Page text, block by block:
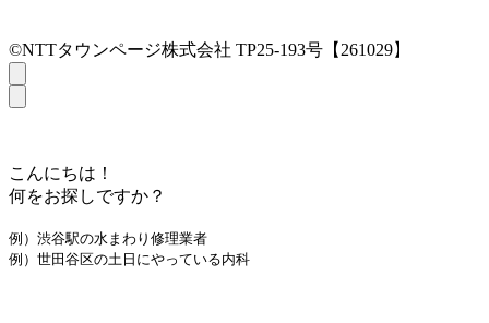
©NTTタウンページ株式会社 TP25-193号【261029】
こんにちは！
何をお探しですか？
例）渋谷駅の水まわり修理業者
例）世田谷区の土日にやっている内科